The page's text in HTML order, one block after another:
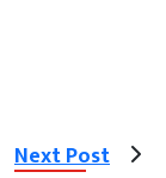
Next Post